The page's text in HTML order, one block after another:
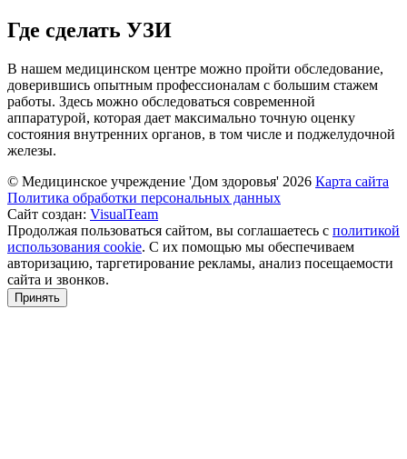
Где сделать УЗИ
В нашем медицинском центре можно пройти обследование,
доверившись опытным профессионалам с большим стажем
работы. Здесь можно обследоваться современной
аппаратурой, которая дает максимально точную оценку
состояния внутренних органов, в том числе и поджелудочной
железы.
© Медицинское учреждение 'Дом здоровья' 2026 Карта сайта
Политика обработки персональных данных
Сайт создан: VisualTeam
Продолжая пользоваться сайтом, вы соглашаетесь с политикой
использования cookie. С их помощью мы обеспечиваем
авторизацию, таргетирование рекламы, анализ посещаемости
сайта и звонков.
Принять